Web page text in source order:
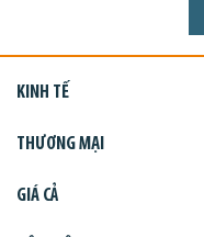
KINH TẾ
THƯƠNG MẠI
GIÁ CẢ